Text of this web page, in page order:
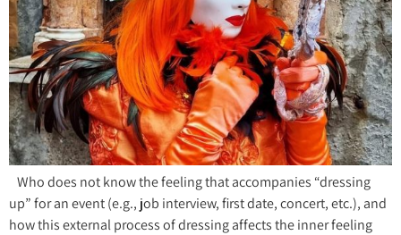
Who does not know the feeling that accompanies “dressing
up” for an event (e.g., job interview, first date, concert, etc.), and
how this external process of dressing affects the inner feeling